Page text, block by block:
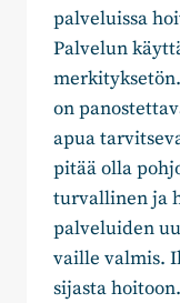
palveluissa
Palvelun
on
apua
pitää olla
turvallinen ja
palveluiden
vaille valmis.
sijasta